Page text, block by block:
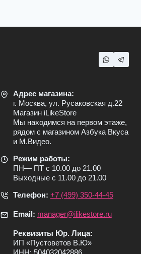
Адрес магазина:
г. Москва, ул. Русаковская д.22
Магазин iLikeStore
Мы находимся на первом этаже,
рядом с магазином Азбука Вкуса
и М.Видео.
Режим работы:
ПН— ПТ с 10.00 до 21.00
Выходные с 11.00 до 21.00
Телефон: +7 (499) 350-44-45
Email: manager@ilikestore.ru
Реквизиты Юр. Лица:
ИП «Пуcтоветов В.Ю»
ИНН: 504032042886